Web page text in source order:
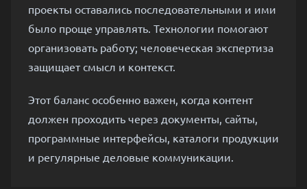
проекты оставались последовательными и ими
было проще управлять. Технологии помогают
организовать работу; человеческая экспертиза
защищает смысл и контекст.
Этот баланс особенно важен, когда контент
должен проходить через документы, сайты,
программные интерфейсы, каталоги продукции
и регулярные деловые коммуникации.